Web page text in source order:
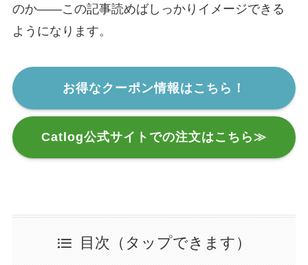
のか——この記事読めばしっかりイメージできる
ようになります。
お得なクーポン情報はこちら！
Catlog公式サイトでの注文はこちら≫
目次（タップできます）